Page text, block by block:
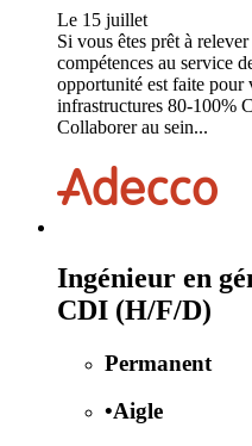
Le 15 juillet
Si vous êtes prêt à
compétences au service
opportunité est faite
infrastructures 80-100%
Collaborer au sein...
Ingénieur en
CDI (H/F/D)
Permanent
•Aigle